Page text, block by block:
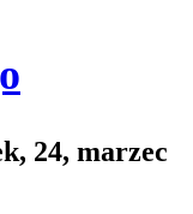
24, marzec